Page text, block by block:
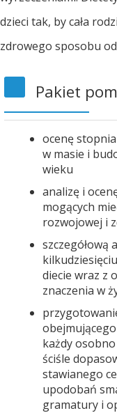
dzieci tak, by cała
zdrowego sposobu
Pakiet
ocenę
w masie i
wieku
analizę i
mogących
rozwojowej i
szczegółową
diecie wraz z
znaczenia w
każdy
ściśle
stawianego
upodobań
gramatury i